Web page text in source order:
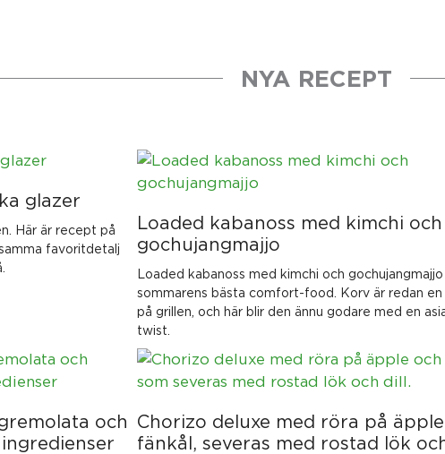
NYA RECEPT
glazer
Här är recept på
favoritdetalj
Loaded kabanoss med kimchi och
gochujangmajjo
Loaded kabanoss med kimchi och gochujangmajjo
sommarens bästa comfort-food. Korv är redan
på grillen, och här blir den ännu godare med en
twist.
och
Chorizo deluxe med röra på
fänkål, severas med rostad lök och